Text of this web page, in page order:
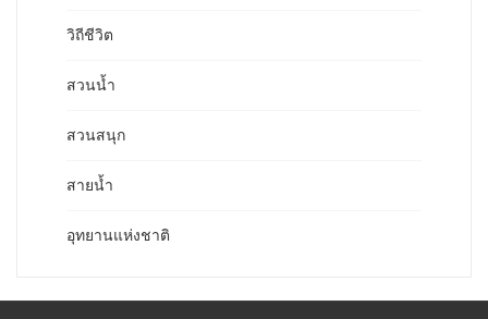
วิถีชีวิต
สวนน้ำ
สวนสนุก
สายน้ำ
อุทยานแห่งชาติ